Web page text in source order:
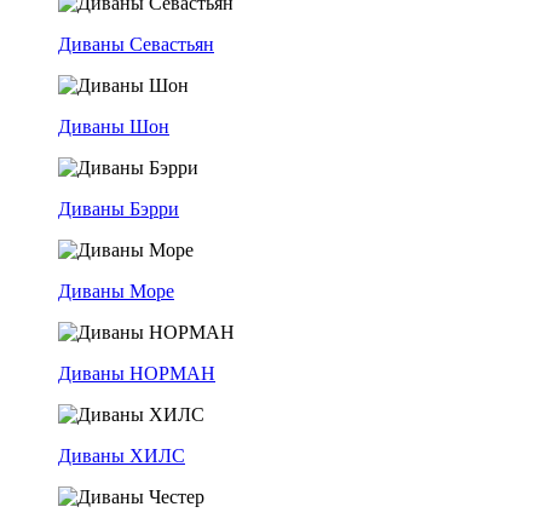
Диваны Севастьян
Диваны Шон
Диваны Бэрри
Диваны Море
Диваны НОРМАН
Диваны ХИЛС